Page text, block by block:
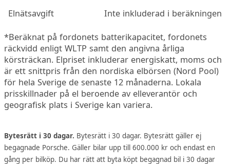
Elnätsavgift
Inte inkluderad i beräkningen
*Beräknat på fordonets batterikapacitet, fordonets
räckvidd enligt WLTP samt den angivna årliga
körsträckan. Elpriset inkluderar energiskatt, moms och
är ett snittpris från den nordiska elbörsen (Nord Pool)
för hela Sverige de senaste 12 månaderna. Lokala
prisskillnader på el beroende av elleverantör och
geografisk plats i Sverige kan variera.
Bytesrätt i 30 dagar. Bytesrätt i 30 dagar. Bytesrätt gäller ej
begagnade Porsche. Gäller bilar upp till 600.000 kr och endast en
gång per bilköp. Du har rätt att byta köpt begagnad bil i 30 dagar